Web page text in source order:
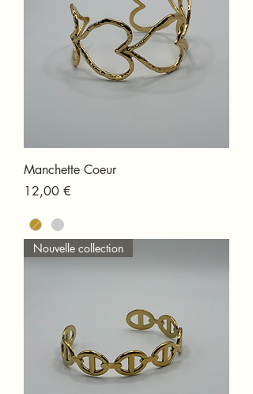
Manchette Coeur
Prix
12,00 €
Nouvelle collection